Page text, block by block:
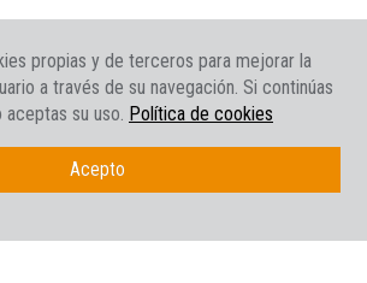
propias y de terceros para mejorar la
a través de su navegación. Si continúas
aceptas su uso. Política de cookies
Acepto